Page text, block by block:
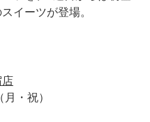
イーツが登場。
・祝）